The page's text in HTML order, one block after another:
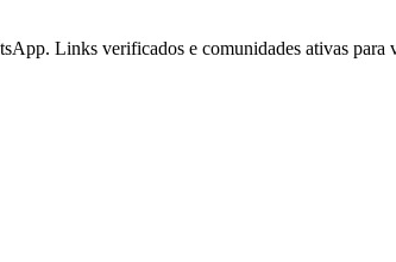
Links verificados e comunidades ativas para